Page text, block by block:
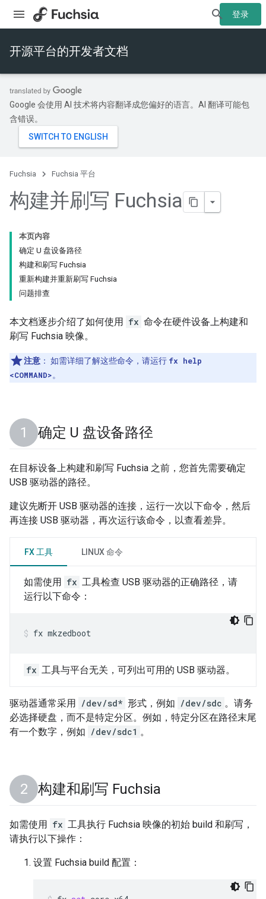
登录
开源平台的开发者文档
Google 会使用 AI 技术将内容翻译成您偏好的语言。AI 翻译可能包
含错误。
Fuchsia Fuchsia 平台
构建并刷写 Fuchsia
本页内容
确定 U 盘设备路径
构建和刷写 Fuchsia
重新构建并重新刷写 Fuchsia
问题排查
本文档逐步介绍了如何使用 fx 命令在硬件设备上构建和
刷写 Fuchsia 映像。
注意 ： 如需详细了解这些命令，请运行 fx help
<COMMAND>。
确定 U 盘设备路径
在目标设备上构建和刷写 Fuchsia 之前，您首先需要确定
USB 驱动器的路径。
建议先断开 USB 驱动器的连接，运行一次以下命令，然后
再连接 USB 驱动器，再次运行该命令，以查看差异。
FX 工具 LINUX 命令
如需使用 fx 工具检查 USB 驱动器的正确路径，请
运行以下命令：
fx mkzedboot
fx 工具与平台无关，可列出可用的 USB 驱动器。
驱动器通常采用 /dev/sd* 形式，例如 /dev/sdc 。请务
必选择硬盘，而不是特定分区。例如，特定分区在路径末尾
有一个数字，例如 /dev/sdc1 。
构建和刷写 Fuchsia
如需使用 fx 工具执行 Fuchsia 映像的初始 build 和刷写，
请执行以下操作：
设置 Fuchsia build 配置：